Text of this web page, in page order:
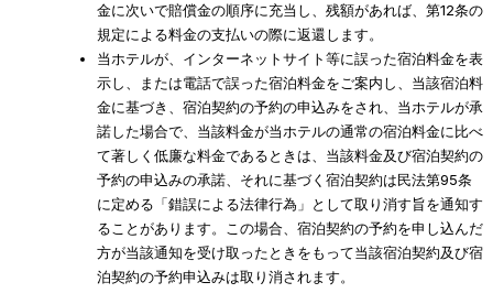
金に次いで賠償金の順序に充当し、残額があれば、第12条の
規定による料金の支払いの際に返還します。
当ホテルが、インターネットサイト等に誤った宿泊料金を表
示し、または電話で誤った宿泊料金をご案内し、当該宿泊料
金に基づき、宿泊契約の予約の申込みをされ、当ホテルが承
諾した場合で、当該料金が当ホテルの通常の宿泊料金に比べ
て著しく低廉な料金であるときは、当該料金及び宿泊契約の
予約の申込みの承諾、それに基づく宿泊契約は民法第95条
に定める「錯誤による法律行為」として取り消す旨を通知す
ることがあります。この場合、宿泊契約の予約を申し込んだ
方が当該通知を受け取ったときをもって当該宿泊契約及び宿
泊契約の予約申込みは取り消されます。